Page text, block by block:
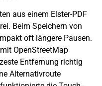
aus einem Elster-PDF
Beim Speichern von
oft längere Pausen.
OpenStreetMap
Entfernung richtig
Alternativroute